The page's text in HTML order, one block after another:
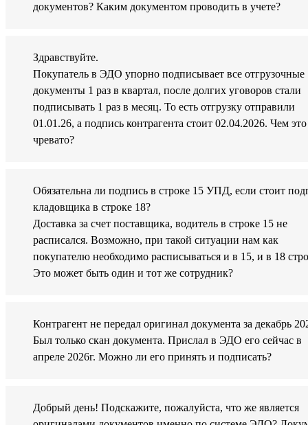
документов? Каким документом проводить в учете?
Здравствуйте.
Покупатель в ЭДО упорно подписывает все отгрузочные
документы 1 раз в квартал, после долгих уговоров стали
подписывать 1 раз в месяц. То есть отгрузку отправили
01.01.26, а подпись контрагента стоит 02.04.2026. Чем это
чревато?
Обязательна ли подпись в строке 15 УПД, если стоит
кладовщика в строке 18?
Доставка за счет поставщика, водитель в строке 15 не
расписался. Возможно, при такой ситуации нам как
покупателю необходимо расписываться и в 15, и в 18
Это может быть один и тот же сотрудник?
Контрагент не передал оригинал документа за декабрь
Был только скан документа. Прислал в ЭДО его сейчас в
апреле 2026г. Можно ли его принять и подписать?
Добрый день! Подскажите, пожалуйста, что же является